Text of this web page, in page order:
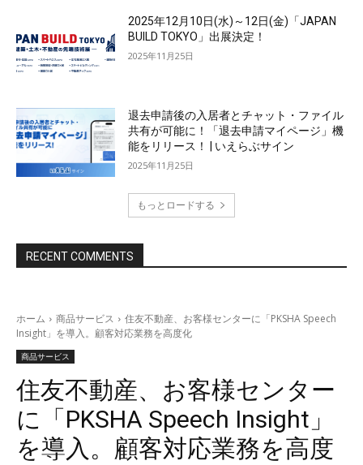
2025年12月10日(水)～12日(金)「JAPAN
BUILD TOKYO」出展決定！
2025年11月25日
退去申請後の入居者とチャット・ファイル
共有が可能に！「退去申請マイページ」機
能をリリース！ | いえらぶサイン
2025年11月25日
もっとロードする
RECENT COMMENTS